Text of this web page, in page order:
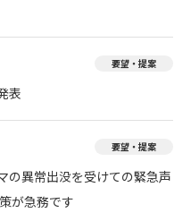
要望・提案
表
要望・提案
異常出没を受けての緊急声
が急務です